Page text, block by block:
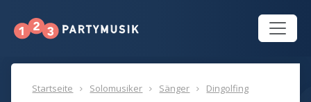
Startseite Solomusiker Sänger Dingolfing